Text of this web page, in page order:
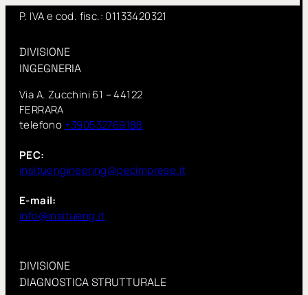
P. IVA e cod. fisc.: 01133420321
DIVISIONE
INGEGNERIA
Via A. Zucchini 61 – 44122
FERRARA
telefono +390532769188
PEC:
insituengineering@pecimprese.it
E-mail:
info@insitueng.it
DIVISIONE
DIAGNOSTICA STRUTTURALE